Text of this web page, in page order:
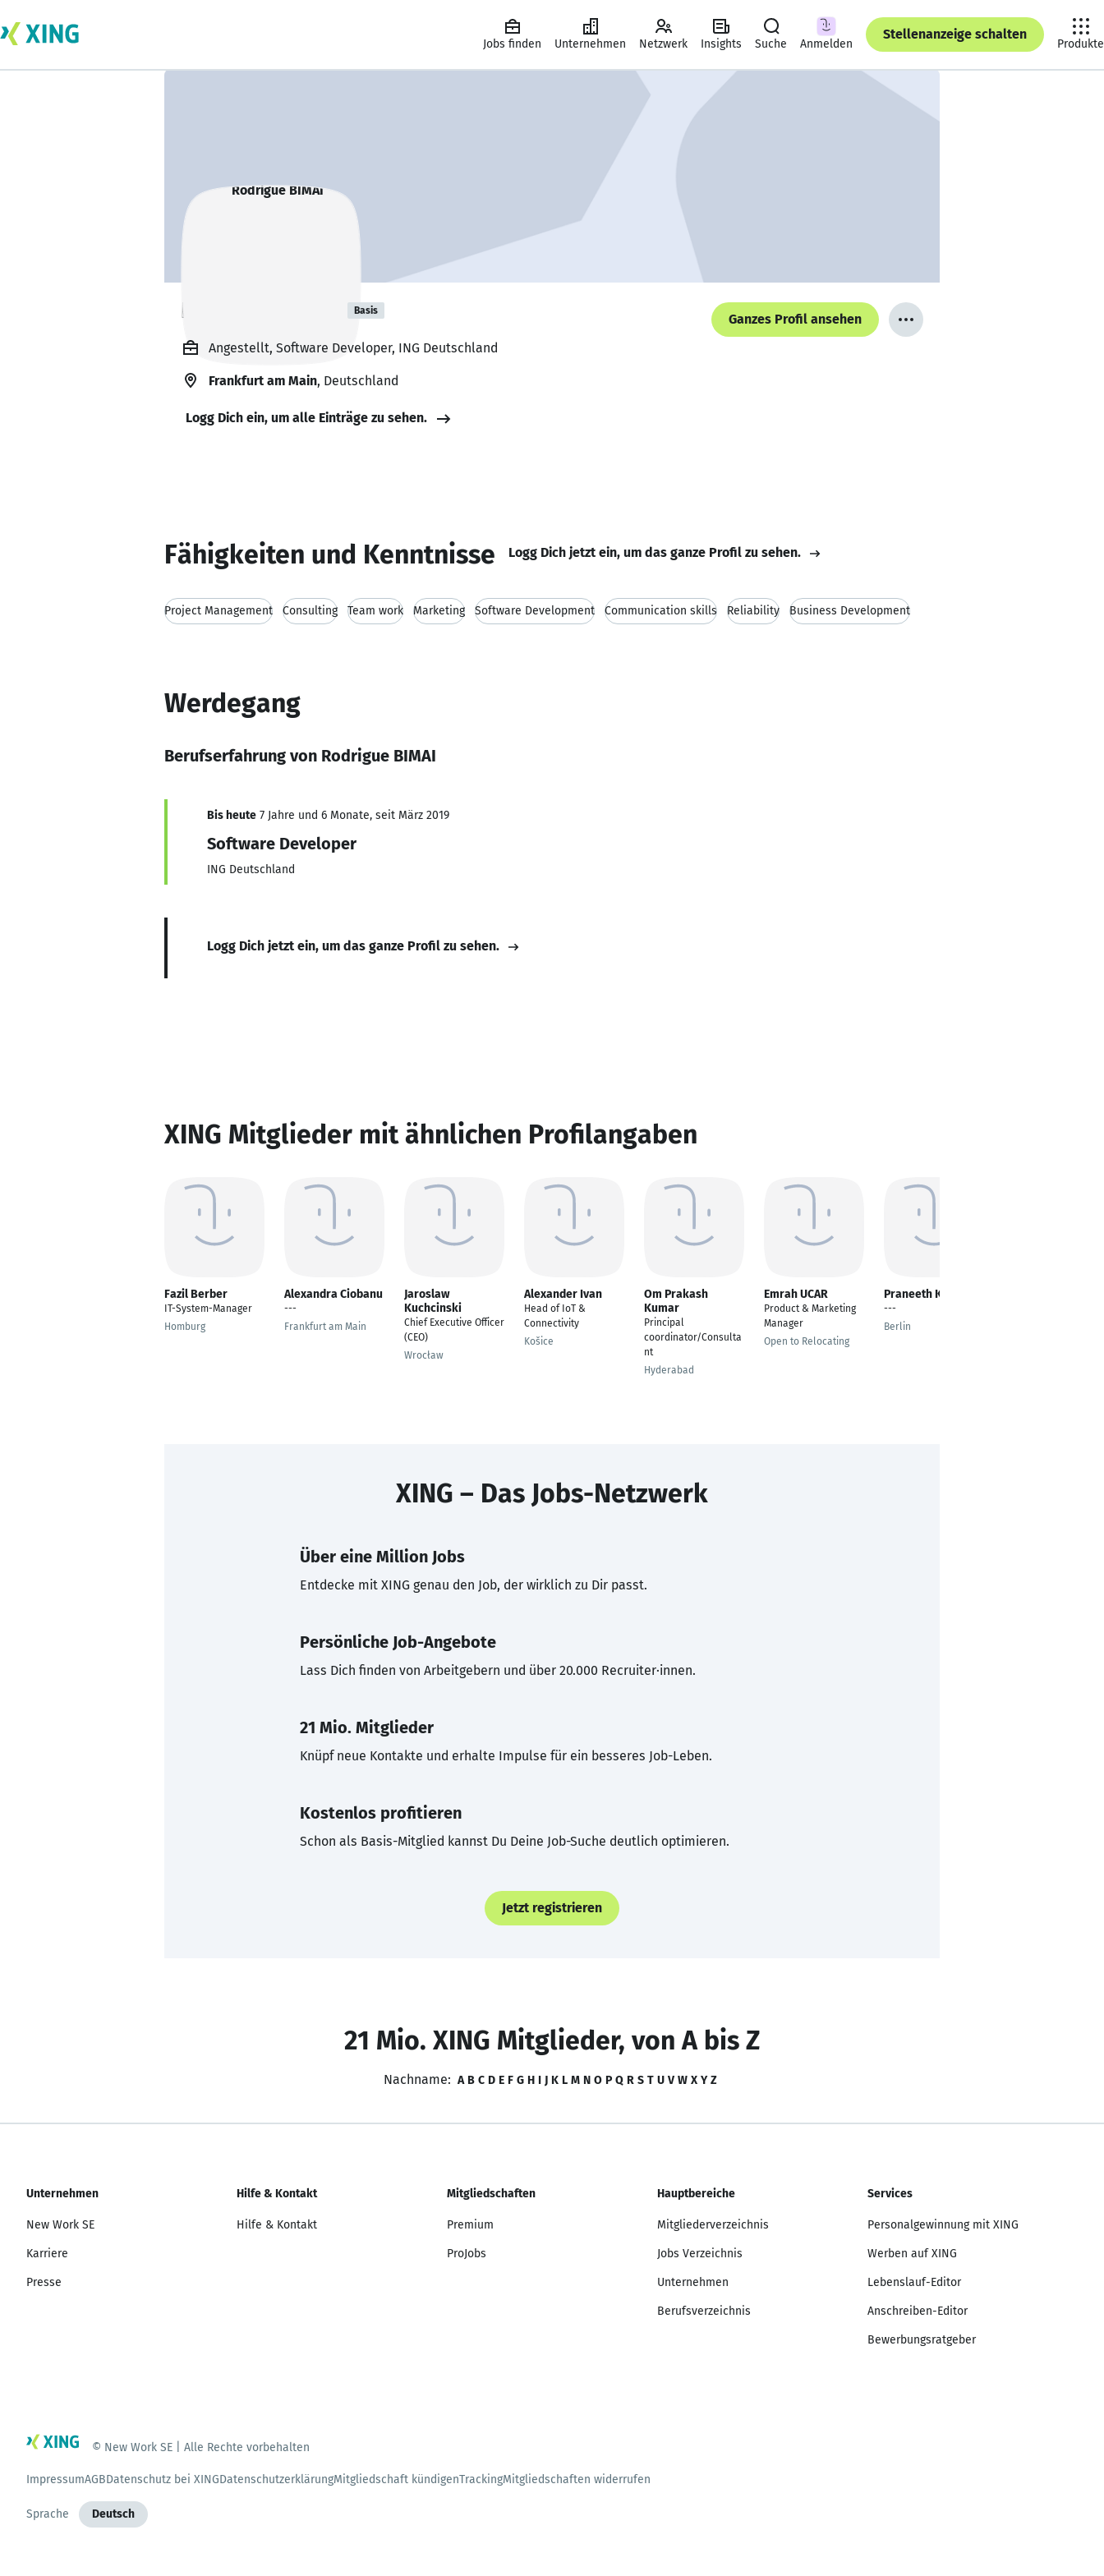
Jobs finden Unternehmen Netzwerk Insights Suche Anmelden
Stellenanzeige schalten
Produkte
Rodrigue BIMAI Basis
Ganzes Profil ansehen
Angestellt, Software Developer, ING Deutschland
Frankfurt am Main, Deutschland
Logg Dich ein, um alle Einträge zu sehen.
Fähigkeiten und Kenntnisse Logg Dich jetzt ein, um das ganze Profil zu sehen.
Project Management Consulting Team work Marketing Software Development Communication skills Reliability Business Development
Werdegang
Berufserfahrung von Rodrigue BIMAI
Bis heute 7 Jahre und 6 Monate, seit März 2019
Software Developer
ING Deutschland
Logg Dich jetzt ein, um das ganze Profil zu sehen.
XING Mitglieder mit ähnlichen Profilangaben
Fazil Berber
IT-System-Manager
Homburg
Alexandra Ciobanu
---
Frankfurt am Main
Jaroslaw
Kuchcinski
Chief Executive Officer
(CEO)
Wrocław
Alexander Ivan
Head of IoT &
Connectivity
Košice
Om Prakash
Kumar
Principal
coordinator/Consulta
nt
Hyderabad
Emrah UCAR
Product & Marketing
Manager
Open to Relocating
Praneeth Koduru
---
Berlin
XING – Das Jobs-Netzwerk
Über eine Million Jobs
Entdecke mit XING genau den Job, der wirklich zu Dir passt.
Persönliche Job-Angebote
Lass Dich finden von Arbeitgebern und über 20.000 Recruiter·innen.
21 Mio. Mitglieder
Knüpf neue Kontakte und erhalte Impulse für ein besseres Job-Leben.
Kostenlos profitieren
Schon als Basis-Mitglied kannst Du Deine Job-Suche deutlich optimieren.
Jetzt registrieren
21 Mio. XING Mitglieder, von A bis Z
Nachname: A B C D E F G H I J K L M N O P Q R S T U V W X Y Z
Unternehmen
New Work SE
Karriere
Presse
Hilfe & Kontakt
Hilfe & Kontakt
Mitgliedschaften
Premium
ProJobs
Hauptbereiche
Mitgliederverzeichnis
Jobs Verzeichnis
Unternehmen
Berufsverzeichnis
Services
Personalgewinnung mit XING
Werben auf XING
Lebenslauf-Editor
Anschreiben-Editor
Bewerbungsratgeber
© New Work SE | Alle Rechte vorbehalten
ImpressumAGBDatenschutz bei XINGDatenschutzerklärungMitgliedschaft kündigenTrackingMitgliedschaften widerrufen
Sprache Deutsch